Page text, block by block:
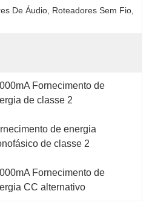
De Áudio, Roteadores Sem Fio,
Fornecimento de
de classe 2
de energia
de classe 2
Fornecimento de
CC alternativo